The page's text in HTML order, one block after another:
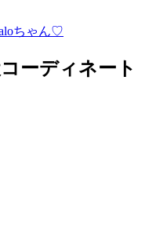
ちゃん♡
ーディネート